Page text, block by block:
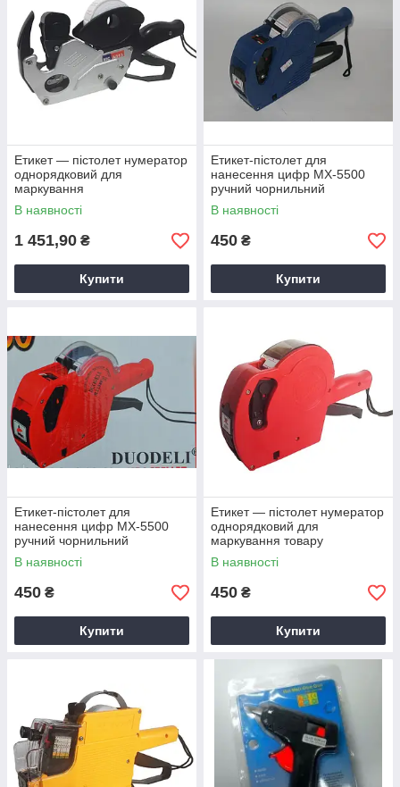
Етикет — пістолет нумератор
однорядковий для
маркування
В наявності
1 451,90 ₴
Купити
Етикет-пістолет для
нанесення цифр МХ-5500
ручний чорнильний
Маркувальник
В наявності
450 ₴
Купити
Етикет-пістолет для
нанесення цифр МХ-5500
ручний чорнильний
Маркувальник
В наявності
450 ₴
Купити
Етикет — пістолет нумератор
однорядковий для
маркування товару
В наявності
450 ₴
Купити